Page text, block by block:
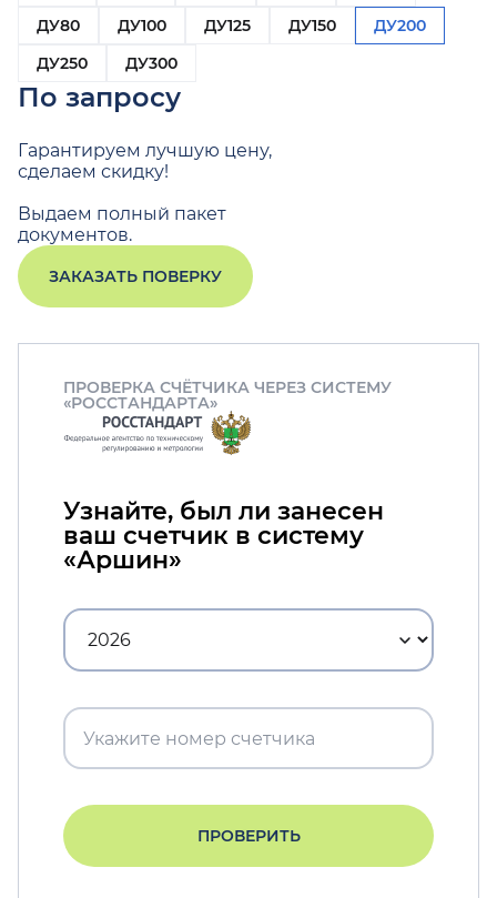
ДУ80
ДУ100 ДУ125 ДУ150
ДУ200
ДУ250
ДУ300
По запросу
Гарантируем лучшую цену,
сделаем скидку!
Выдаем полный пакет
документов.
ЗАКАЗАТЬ ПОВЕРКУ
ПРОВЕРКА СЧЁТЧИКА ЧЕРЕЗ СИСТЕМУ
«РОССТАНДАРТА»
Узнайте, был ли занесен
ваш счетчик в систему
«Аршин»
ПРОВЕРИТЬ